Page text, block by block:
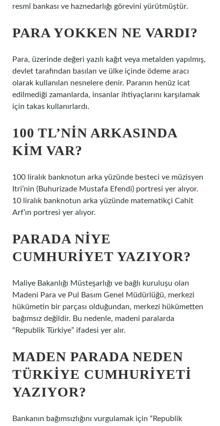
resmî bankası ve haznedarlığı görevini yürütmüştür.
PARA YOKKEN NE VARDI?
Para, üzerinde değeri yazılı kağıt veya metalden yapılmış,
devlet tarafından basılan ve ülke içinde ödeme aracı
olarak kullanılan nesnelere denir. Paranın henüz icat
edilmediği zamanlarda, insanlar ihtiyaçlarını karşılamak
için takas kullanırlardı.
100 TL’NIN ARKASINDA
KIM VAR?
100 liralık banknotun arka yüzünde besteci ve müzisyen
Itri’nin (Buhurizade Mustafa Efendi) portresi yer alıyor.
10 liralık banknotun arka yüzünde matematikçi Cahit
Arf’ın portresi yer alıyor.
PARADA NIYE
CUMHURIYET YAZIYOR?
Maliye Bakanlığı Müsteşarlığı ve bağlı kuruluşu olan
Madeni Para ve Pul Basım Genel Müdürlüğü, merkezi
hükümetin bir parçası olduğundan, merkezi hükümetten
bağımsız değildir. Bu nedenle, madeni paralarda
“Republik Türkiye” ifadesi yer alır.
MADEN PARADA NEDEN
TÜRKIYE CUMHURIYETI
YAZIYOR?
Bankanın bağımsızlığını vurgulamak için “Republik